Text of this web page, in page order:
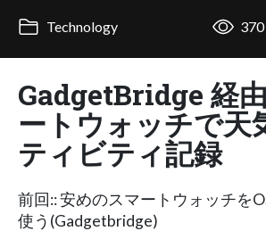
Technology 370
GadgetBridge 経
ートウォッチで天
ティビティ記録
前回:: 安めのスマートウォッチを
使う(Gadgetbridge)